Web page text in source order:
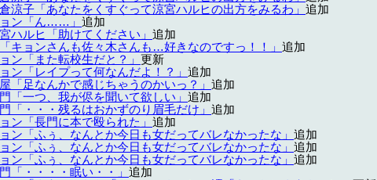
涼子「あなたをくすぐって涼宮ハルヒの出方をみるわ」 追加
ン「ん……」 追加
ハルヒ「助けてください」 追加
キョンさんも佐々木さんも…好きなのですっ！！」 追加
ン「また転校生だと？」 更新
ン「レイプって何なんだよ！？」 追加
「足なんかで感じちゃうのかいっ？」 追加
「一つ、我が侭を聞いて欲しい」 追加
「・・・残るはおかずのり眉毛だけ」 追加
ン「長門に本で殴られた」 追加
ン「ふぅ、なんとか今日も女だってバレなかったな」 追加
ン「ふぅ、なんとか今日も女だってバレなかったな」 追加
ン「ふぅ、なんとか今日も女だってバレなかったな」 追加
「・・・・眠い・・」 追加